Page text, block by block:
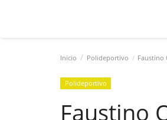
Inicio Polideportivo Faustino
Polideportivo
Faustino